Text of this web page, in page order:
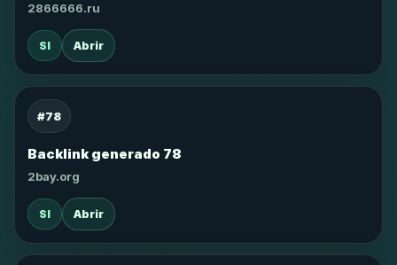
2866666.ru
SI Abrir
#78
Backlink generado 78
2bay.org
SI Abrir